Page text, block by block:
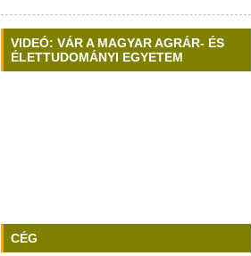
VIDEÓ: VÁR A MAGYAR AGRÁR- ÉS
ÉLETTUDOMÁNYI EGYETEM
CÉG